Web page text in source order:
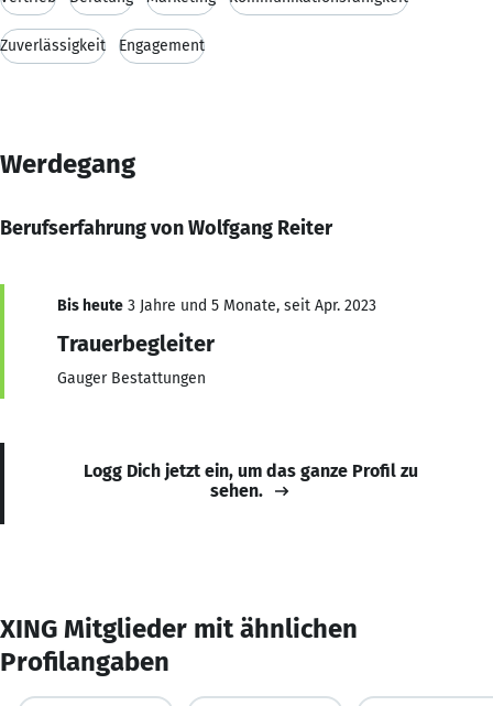
Zuverlässigkeit Engagement
Werdegang
Berufserfahrung von Wolfgang Reiter
Bis heute 3 Jahre und 5 Monate, seit Apr. 2023
Trauerbegleiter
Gauger Bestattungen
Logg Dich jetzt ein, um das ganze Profil zu
sehen.
XING Mitglieder mit ähnlichen
Profilangaben